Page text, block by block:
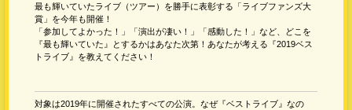
最も輝いていたライブ（ツアー）を勝手に表彰する「ライブファンズ大
賞」を今年も開催！
「参加してよかった！」「演出が凄い！」「感動した！」など、どこを
『最も輝いていた』とするかはあなた次第！あなたが考える『2019ベス
トライブ』を教えてください！
対象は2019年に開催されたすべての公演。なぜ『ベストライブ』なの